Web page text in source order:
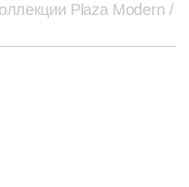
Plaza Modern /